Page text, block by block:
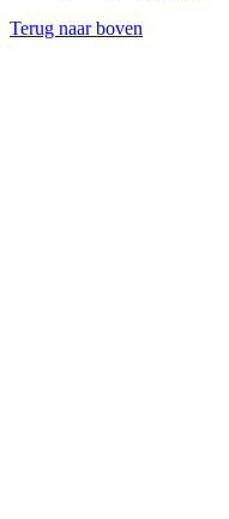
Terug naar boven